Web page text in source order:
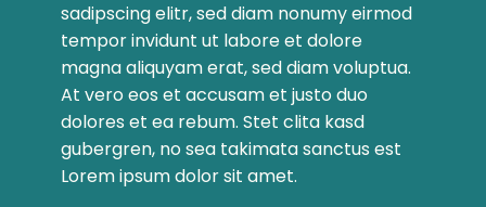
sadipscing elitr, sed diam nonumy eirmod
tempor invidunt ut labore et dolore
magna aliquyam erat, sed diam voluptua.
At vero eos et accusam et justo duo
dolores et ea rebum. Stet clita kasd
gubergren, no sea takimata sanctus est
Lorem ipsum dolor sit amet.